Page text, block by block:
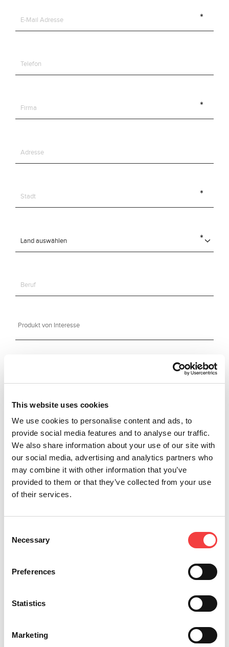
This website uses cookies
We use cookies to personalise content and ads, to
provide social media features and to analyse our traffic.
We also share information about your use of our site with
our social media, advertising and analytics partners who
may combine it with other information that you’ve
provided to them or that they’ve collected from your use
of their services.
Selection
Necessary
Preferences
Statistics
Marketing
*Pflichtfelder
Produkte von Keyline erhalten